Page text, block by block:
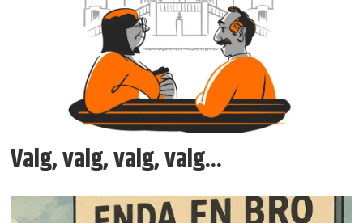
Valg, valg, valg, valg...